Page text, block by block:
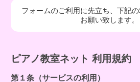
フォームのご利用に先立ち、下記
お願い致します。
ピアノ教室ネット 利用規約
第１条（サービスの利用）